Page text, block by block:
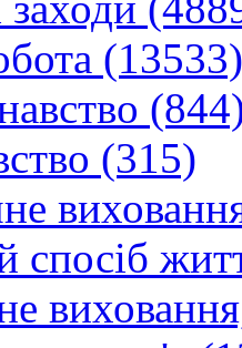
(13533)
(315)
спосіб